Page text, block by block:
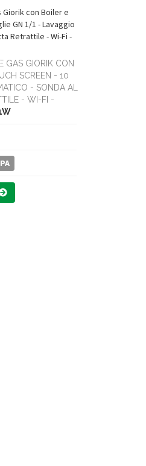
GAS GIORIK CON
SCREEN - 10
- SONDA AL
- WI-FI -